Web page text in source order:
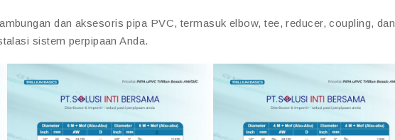
dan aksesoris pipa PVC, termasuk elbow, tee, reducer, coupling, dan
sistem perpipaan Anda.